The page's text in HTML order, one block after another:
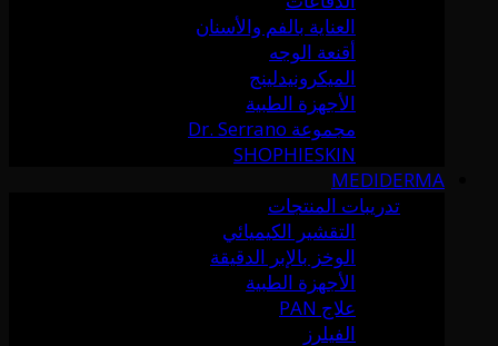
العناية بالفم والأسنان
أقنعة الوجه
الميكرونيدلينج
الأجهزة الطبية
مجموعة Dr. Serrano
SHOPHIESKIN
MEDIDERMA
تدريبات المنتجات
التقشير الكيميائي
الوخز بالإبر الدقيقة
الأجهزة الطبية
علاج PAN
الفيلرز